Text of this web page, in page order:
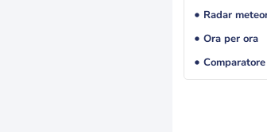
Radar
Ora per ora